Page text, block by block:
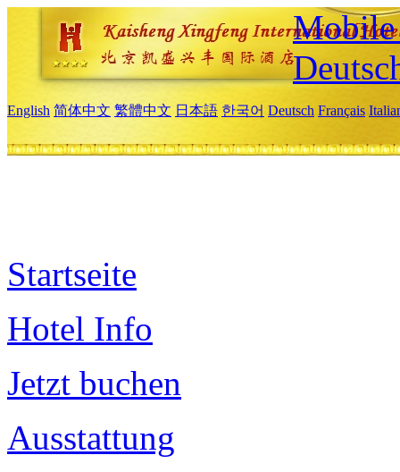
Mobile
English 简体中文 繁體中文 日本語 한국어 Deutsch Français
Startseite
Hotel Info
Jetzt buchen
Ausstattung